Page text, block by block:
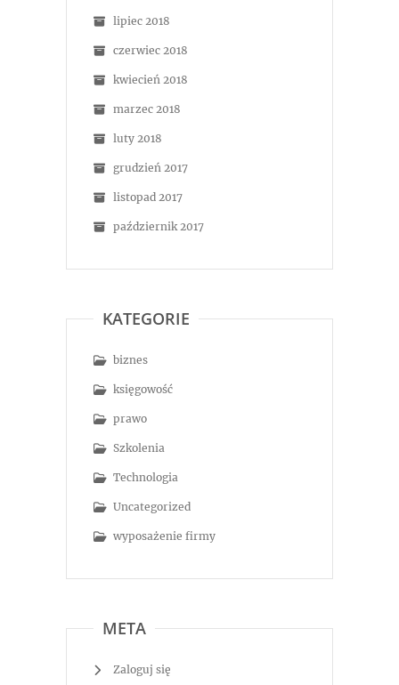
lipiec 2018
czerwiec 2018
kwiecień 2018
marzec 2018
luty 2018
grudzień 2017
listopad 2017
październik 2017
KATEGORIE
biznes
księgowość
prawo
Szkolenia
Technologia
Uncategorized
wyposażenie firmy
META
Zaloguj się